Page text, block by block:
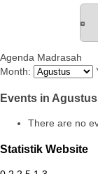
Agenda Madrasah
Month:
Events in
There are no
Statistik Website